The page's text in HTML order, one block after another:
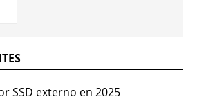
SSD externo en 2025